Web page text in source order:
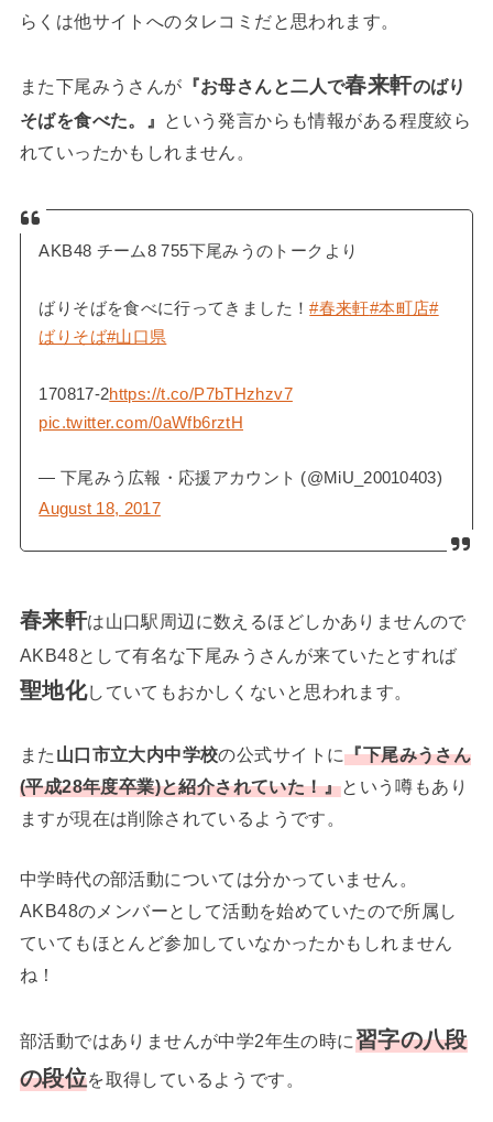
らくは他サイトへのタレコミだと思われます。
また下尾みうさんが 『お母さんと二人で春来軒のばり
そばを食べた。』 という発言からも情報がある程度絞ら
れていったかもしれません。
AKB48 チーム8 755下尾みうのトークより
ばりそばを食べに行ってきました！#春来軒#本町店#
ばりそば#山口県
170817-2https://t.co/P7bTHzhzv7
pic.twitter.com/0aWfb6rztH
— 下尾みう広報・応援アカウント (@MiU_20010403)
August 18, 2017
春来軒は山口駅周辺に数えるほどしかありませんので
AKB48として有名な下尾みうさんが来ていたとすれば
聖地化していてもおかしくないと思われます。
また 山口市立大内中学校の公式サイトに『下尾みうさん
(平成28年度卒業)と紹介されていた！』という噂もあり
ますが現在は削除されているようです。
中学時代の部活動については分かっていません。
AKB48のメンバーとして活動を始めていたので所属し
ていてもほとんど参加していなかったかもしれません
ね！
部活動ではありませんが中学2年生の時に習字の八段
の段位を取得しているようです。